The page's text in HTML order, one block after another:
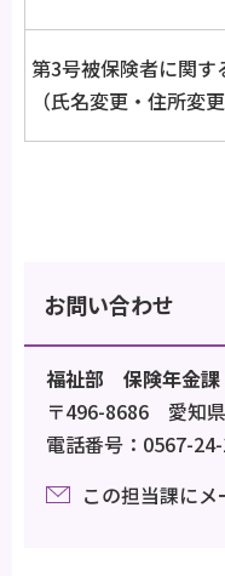
第3号被保険者に関す
（氏名変更・住所変更
お問い合わせ
福祉部 保険年金課
〒496-8686 愛知
電話番号：0567-
この担当課にメ